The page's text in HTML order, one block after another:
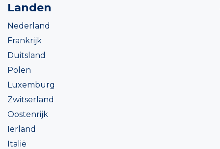
Landen
Nederland
Frankrijk
Duitsland
Polen
Luxemburg
Zwitserland
Oostenrijk
Ierland
Italië